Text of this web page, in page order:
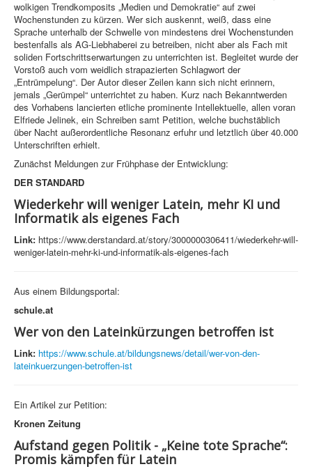
wolkigen Trendkomposits „Medien und Demokratie“ auf zwei
Wochenstunden zu kürzen. Wer sich auskennt, weiß, dass eine
Sprache unterhalb der Schwelle von mindestens drei Wochenstunden
bestenfalls als AG-Liebhaberei zu betreiben, nicht aber als Fach mit
soliden Fortschrittserwartungen zu unterrichten ist. Begleitet wurde der
Vorstoß auch vom weidlich strapazierten Schlagwort der
„Entrümpelung“. Der Autor dieser Zeilen kann sich nicht erinnern,
jemals „Gerümpel“ unterrichtet zu haben. Kurz nach Bekanntwerden
des Vorhabens lancierten etliche prominente Intellektuelle, allen voran
Elfriede Jelinek, ein Schreiben samt Petition, welche buchstäblich
über Nacht außerordentliche Resonanz erfuhr und letztlich über 40.000
Unterschriften erhielt.
Zunächst Meldungen zur Frühphase der Entwicklung:
DER STANDARD
Wiederkehr will weniger Latein, mehr KI und
Informatik als eigenes Fach
Link: https://www.derstandard.at/story/3000000306411/wiederkehr-will-
weniger-latein-mehr-ki-und-informatik-als-eigenes-fach
Aus einem Bildungsportal:
schule.at
Wer von den Lateinkürzungen betroffen ist
Link: https://www.schule.at/bildungsnews/detail/wer-von-den-
lateinkuerzungen-betroffen-ist
Ein Artikel zur Petition:
Kronen Zeitung
Aufstand gegen Politik - „Keine tote Sprache“:
Promis kämpfen für Latein